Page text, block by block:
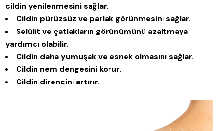
cildin yenilenmesini sağlar.
Cildin pürüzsüz ve parlak görünmesini sağlar.
Selülit ve çatlakların görünümünü azaltmaya
yardımcı olabilir.
Cildin daha yumuşak ve esnek olmasını sağlar.
Cildin nem dengesini korur.
Cildin direncini artırır.